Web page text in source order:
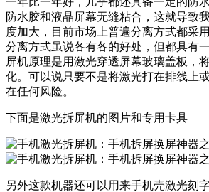
防水胶和液晶屏幕无缝粘合，这就导致
度加大，目前市场上普遍分离方式都采
分离方式虽说各有各的好处，但都具有
屏机原理是用激光穿透屏幕玻璃盖板，
化。可以说只要不是将激光打在排线上
在任何风险。
下面是激光拆屏机的图片和专用卡具
另外这款机器还可以用来手机壳激光刻